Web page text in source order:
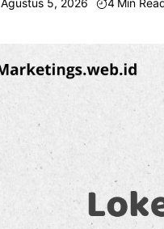
Agustus 5, 2026 4 Min